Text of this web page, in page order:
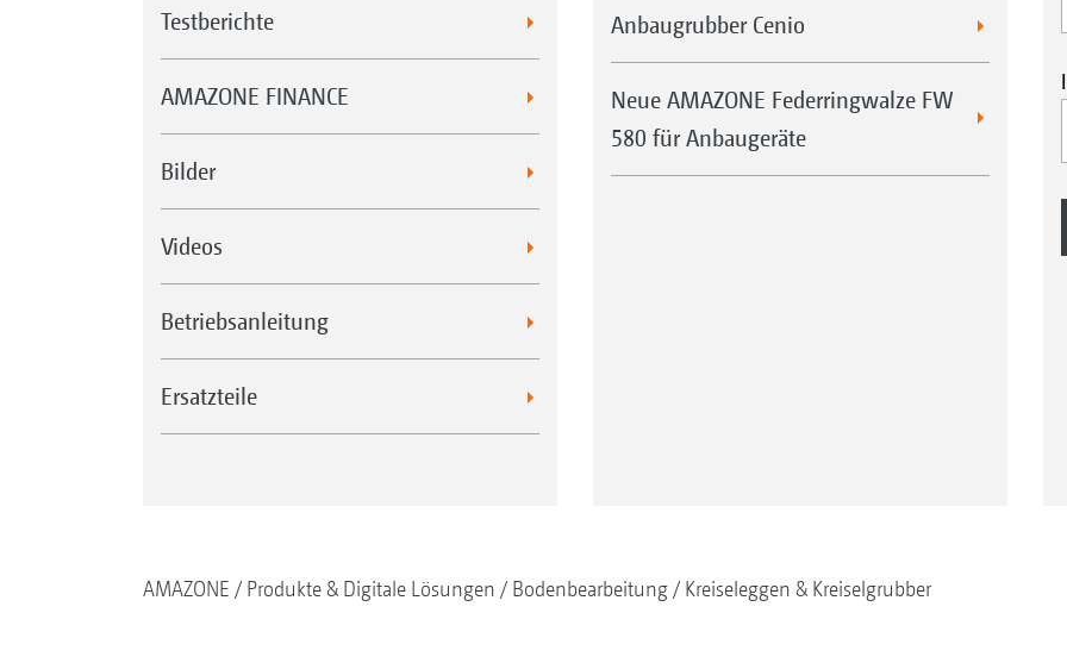
Testberichte
AMAZONE FINANCE
Bilder
Videos
Betriebsanleitung
Ersatzteile
Anbaugrubber Cenio
Neue AMAZONE Federringwalze FW
580 für Anbaugeräte
AMAZONE Produkte & Digitale Lösungen Bodenbearbeitung Kreiseleggen & Kreiselgrubber